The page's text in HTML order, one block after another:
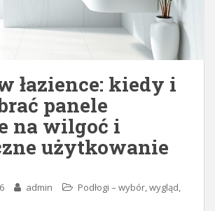
łazience: kiedy i
panele
na wilgoć i
użytkowanie
admin
Podłogi – wybór, wygląd,